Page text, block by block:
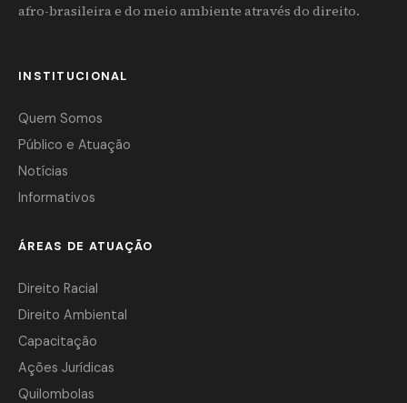
afro-brasileira e do meio ambiente através do direito.
INSTITUCIONAL
Quem Somos
Público e Atuação
Notícias
Informativos
ÁREAS DE ATUAÇÃO
Direito Racial
Direito Ambiental
Capacitação
Ações Jurídicas
Quilombolas